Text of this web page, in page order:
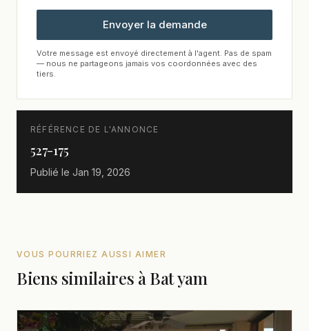
Envoyer la demande
Votre message est envoyé directement à l'agent. Pas de spam
— nous ne partageons jamais vos coordonnées avec des
tiers.
RÉFÉRENCE DE L'ANNONCE
527-175
Publié le Jan 19, 2026
VOUS POURRIEZ AUSSI AIMER
Biens similaires à Bat yam